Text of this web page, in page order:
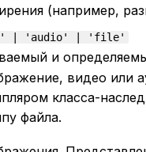
(например,
| 'audio' | 'file'
и
видео или
класса-
файла.